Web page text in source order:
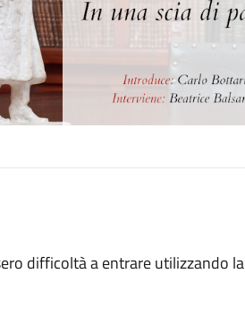
difficoltà a entrare utilizzando la